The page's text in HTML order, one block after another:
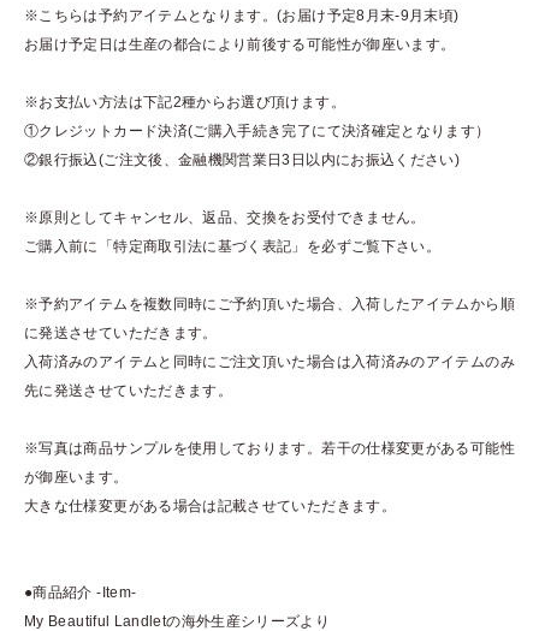
※こちらは予約アイテムとなります。(お届け予定8月末-9月末頃)
お届け予定日は生産の都合により前後する可能性が御座います。
※お支払い方法は下記2種からお選び頂けます。
①クレジットカード決済(ご購入手続き完了にて決済確定となります）
②銀行振込(ご注文後、金融機関営業日3日以内にお振込ください)
※原則としてキャンセル、返品、交換をお受付できません。
ご購入前に「特定商取引法に基づく表記」を必ずご覧下さい。
※予約アイテムを複数同時にご予約頂いた場合、入荷したアイテムから順
に発送させていただきます。
入荷済みのアイテムと同時にご注文頂いた場合は入荷済みのアイテムのみ
先に発送させていただきます。
※写真は商品サンプルを使用しております。若干の仕様変更がある可能性
が御座います。
大きな仕様変更がある場合は記載させていただきます。
●商品紹介 -Item-
My Beautiful Landletの海外生産シリーズより